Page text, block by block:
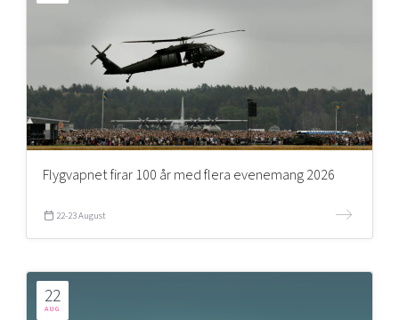
Flygvapnet firar 100 år med flera evenemang 2026
22-23 August
22
AUG